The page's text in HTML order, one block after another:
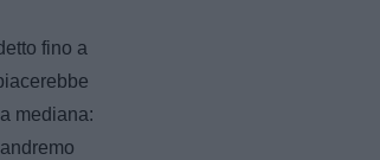
fino a
mediana: